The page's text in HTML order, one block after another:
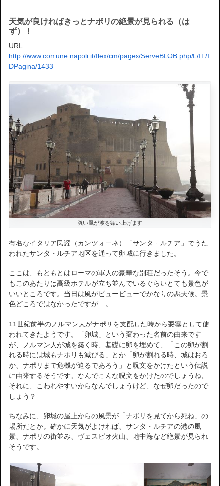
天気が良ければきっとナポリの絶景が見られる（は
ず）！
URL:
http://www.comune.napoli.it/flex/cm/pages/ServeBLOB.php/L/IT/I
DPagina/1433
強い風が波を舞い上げます
有名なイタリア民謡（カンツォーネ）「サンタ・ルチア」でうた
われたサンタ・ルチア地区を通って卵城に行きました。
ここは、もともとはローマの軍人の豪華な別荘だったそう。今で
もこのあたりは高級ホテルが立ち並んでいるぐらいとても景色が
いいところです。当日は風がビュービューでかなりの悪天候。景
色どころではなかったですが…。
11世紀前半のノルマン人がナポリを支配した時から要塞として使
われてきたようです。「卵城」という変わった名前の由来です
が、ノルマン人が城を築く時、基礎に卵を埋めて、「この卵が割
れる時には城もナポリも滅びる」とか「卵が割れる時、城はおろ
か、ナポリまで危機が迫るであろう」と呪文をかけたという伝説
に由来するそうです。なんでこんな呪文をかけたのでしょうね。
それに、こわれやすいからなんでしょうけど、なぜ卵だったので
しょう？
ちなみに、卵城の屋上からの風景が「ナポリを見てから死ね」の
場所だとか。確かに天気がよければ、サンタ・ルチアの港の風
景、ナポリの街並み、ヴェスピオ火山、地中海など絶景が見られ
そうです。